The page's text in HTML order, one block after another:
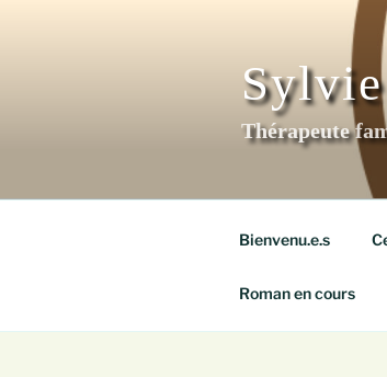
Thérapeute
Bienvenu.e.s
Roman en cours